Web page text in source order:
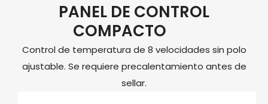
PANEL DE CONTROL
COMPACTO
Control de temperatura de 8 velocidades sin polo
ajustable. Se requiere precalentamiento antes de
sellar.